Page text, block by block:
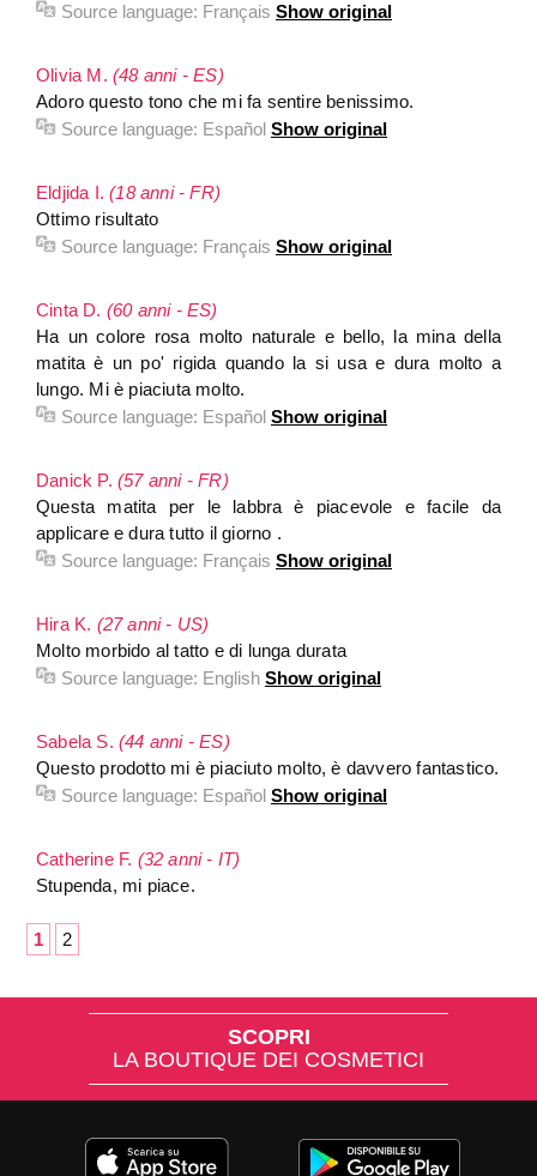
Source language: Français Show original
Olivia M. (48 anni - ES)
Adoro questo tono che mi fa sentire benissimo.
Source language: Español Show original
Eldjida I.(18 anni - FR)
Ottimo risultato
Source language: Français Show original
Cinta D. (60 anni - ES)
Ha un colore rosa molto naturale e bello, la mina della
matita è un po' rigida quando la si usa e dura molto a
lungo. Mi è piaciuta molto.
Source language: Español Show original
Danick P. (57 anni - FR)
Questa matita per le labbra è piacevole e facile da
applicare e dura tutto il giorno .
Source language: Français Show original
Hira K. (27 anni - US)
Molto morbido al tatto e di lunga durata
Source language: English Show original
Sabela S. (44 anni - ES)
Questo prodotto mi è piaciuto molto, è davvero fantastico.
Source language: Español Show original
Catherine F. (32 anni - IT)
Stupenda, mi piace.
1 2
SCOPRI
LA BOUTIQUE DEI COSMETICI